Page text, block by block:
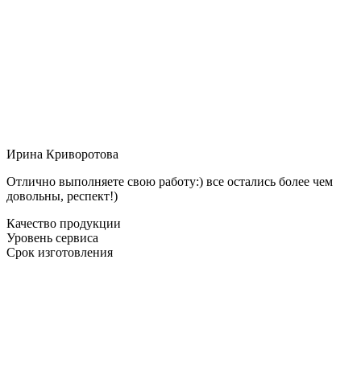
Ирина Криворотова
Отлично выполняете свою работу:) все остались более чем
довольны, респект!)
Качество продукции
Уровень сервиса
Срок изготовления